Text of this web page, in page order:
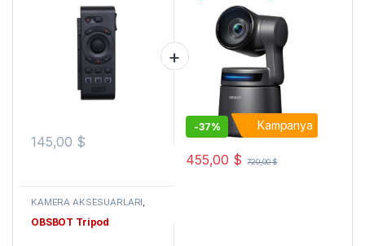
145,00 $
Kampanya
-37%
455,00 $ 720,00$
KAMERA AKSESUARLARI
Video Tripodlar & Omuzluklar
OBSBOT Tripod